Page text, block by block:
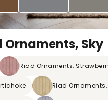
Ornaments, Sky
Riad Ornaments,
Riad